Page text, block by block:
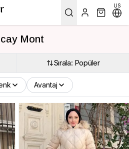
US
Mont
Sırala: Popüler
Avantaj